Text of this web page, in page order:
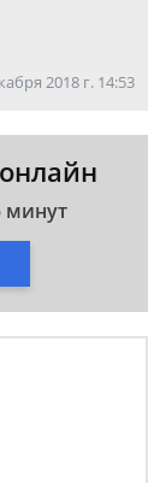
2018 г. 14:53
минут